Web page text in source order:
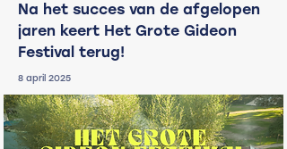
Na het succes van de afgelopen
jaren keert Het Grote Gideon
Festival terug!
8 april 2025